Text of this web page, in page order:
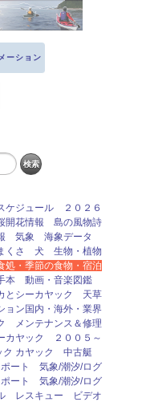
ーション
ケジュール ２０２６
開花情報 島の風物詩
気象 海象データ
くさ 犬 生物・植物
・季節の食物・宿泊
本 動画・音楽図鑑
とシーカヤック 天草
ョン国内・海外・業界
メンテナンス＆修理
ヤック ２００５～
ク カヤック 中古艇
ポート 気象/潮汐/ログ
ート 気象/潮汐/ログ
レスキュー ビデオ